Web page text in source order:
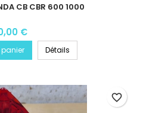
CB CBR 600 1000
€
Détails
favorite_border